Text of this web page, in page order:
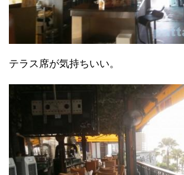
テラス席が気持ちいい。